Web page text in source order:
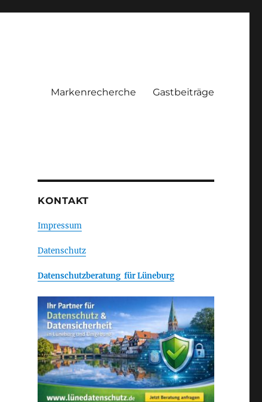
Markenrecherche Gastbeiträge
KONTAKT
Impressum
Datenschutz
Datenschutzberatung für Lüneburg